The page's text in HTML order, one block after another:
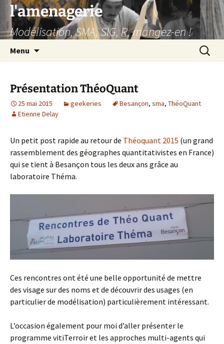
Aller
contenu
l'amenagerie
Modélisation, SMA, SIG, R, mangez-en !
Menu
Présentation ThéoQuant
25 mai 2015 geekeries Besançon, sma, ThéoQuant
Etienne Delay
Un petit post rapide au retour de Théoquant 2015 (un grand
rassemblement des géographes quantitativistes en France)
qui se tient à Besançon tous les deux ans grâce au
laboratoire Théma.
Ces rencontres ont été une belle opportunité de mettre
des visage sur des noms et de découvrir des usages (en
particulier de modélisation) particulièrement intéressant.
L’occasion également pour moi d’aller présenter le
programme vitiTerroir et les approches multi-agents qui